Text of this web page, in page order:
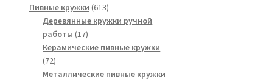
товара
Пивные кружки 613613
товаров
Деревянные кружки ручной
работы 1717
товаров
Керамические пивные кружки
7272
товара
Металлические пивные кружки